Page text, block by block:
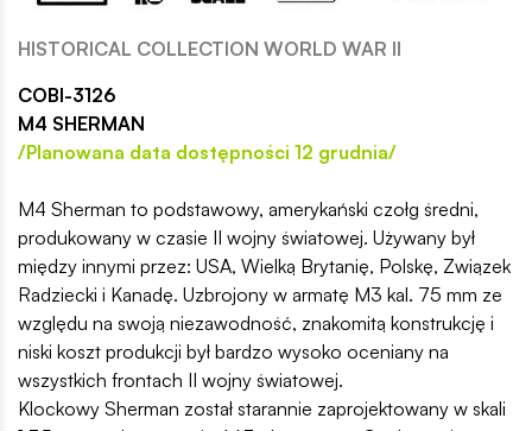
HISTORICAL COLLECTION WORLD WAR II
COBI-3126
M4 SHERMAN
/Planowana data dostępności 12 grudnia/
M4 Sherman to podstawowy, amerykański czołg średni,
produkowany w czasie II wojny światowej. Używany był
między innymi przez: USA, Wielką Brytanię, Polskę, Związek
Radziecki i Kanadę. Uzbrojony w armatę M3 kal. 75 mm ze
względu na swoją niezawodność, znakomitą konstrukcję i
niski koszt produkcji był bardzo wysoko oceniany na
wszystkich frontach II wojny światowej.
Klockowy Sherman został starannie zaprojektowany w skali